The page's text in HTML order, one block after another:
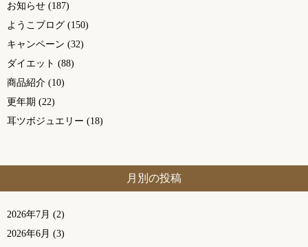
お知らせ (187)
ようこブログ (150)
キャンペーン (32)
ダイエット (88)
商品紹介 (10)
更年期 (22)
耳ツボジュエリー (18)
月別の投稿
2026年7月 (2)
2026年6月 (3)